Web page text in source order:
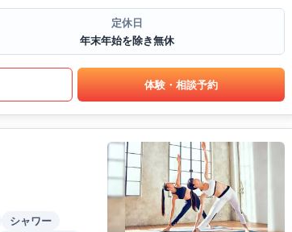
定休日
年末年始を除き無休
体験・相談予約
シャワー